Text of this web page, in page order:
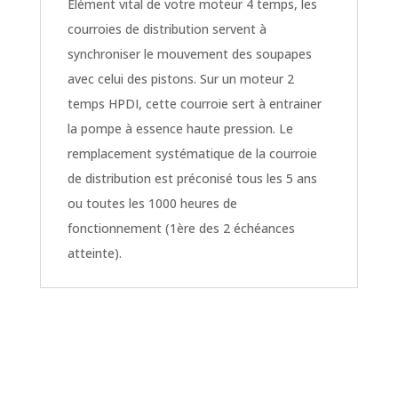
Élément vital de votre moteur 4 temps, les
courroies de distribution servent à
synchroniser le mouvement des soupapes
avec celui des pistons. Sur un moteur 2
temps HPDI, cette courroie sert à entrainer
la pompe à essence haute pression. Le
remplacement systématique de la courroie
de distribution est préconisé tous les 5 ans
ou toutes les 1000 heures de
fonctionnement (1ère des 2 échéances
atteinte).